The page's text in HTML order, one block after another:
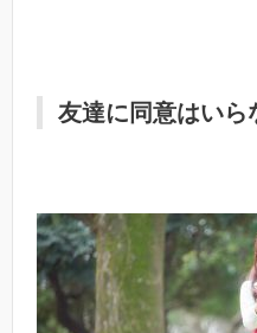
友達に同意はいら